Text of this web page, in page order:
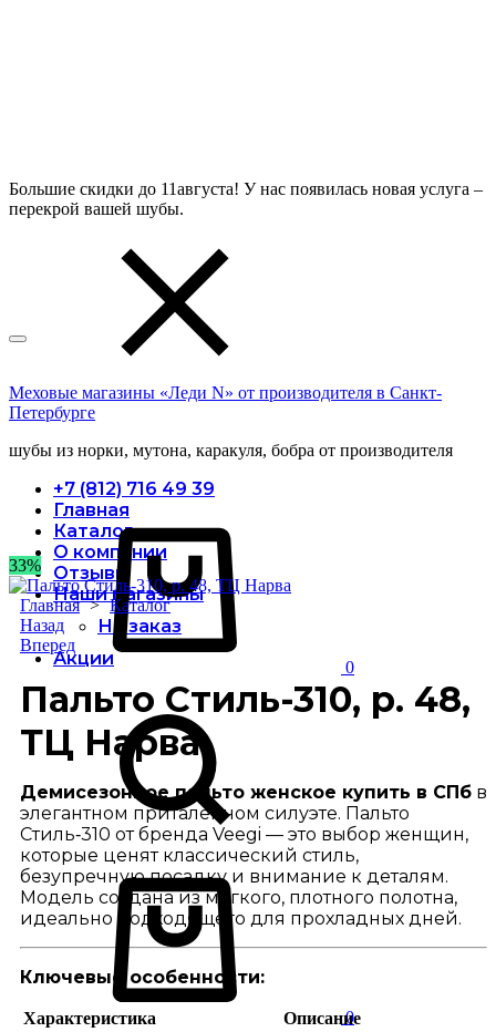
Большие скидки до 11августа! У нас появилась новая услуга –
перекрой вашей шубы.
Меховые магазины «Леди N» от производителя в Санкт-
Петербурге
шубы из норки, мутона, каракуля, бобра от производителя
+7 (812) 716 49 39
Главная
Каталог
О компании
Отзывы
Наши магазины
На заказ
Акции
Sign
Поиск
Корзина
0
0
33%
Главная > Каталог
Product
navigation
Назад
Вперед
Пальто Стиль-310, р. 48,
ТЦ Нарва
Демисезонное пальто женское купить в СПб в
элегантном приталенном силуэте. Пальто
Стиль‑310 от бренда Veegi — это выбор женщин,
которые ценят классический стиль,
безупречную посадку и внимание к деталям.
Модель создана из мягкого, плотного полотна,
идеально подходящего для прохладных дней.
Ключевые особенности:
Характеристика
Описание